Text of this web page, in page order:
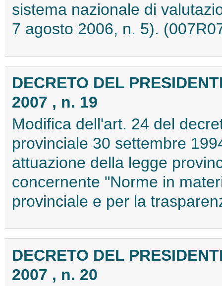
sistema nazionale di
7 agosto 2006, n. 5).
DECRETO DEL
2007 , n. 19
Modifica dell'art. 24 del
provinciale 30 settembre
attuazione della legge
concernente "Norme in
provinciale e per la
DECRETO DEL
2007 , n. 20